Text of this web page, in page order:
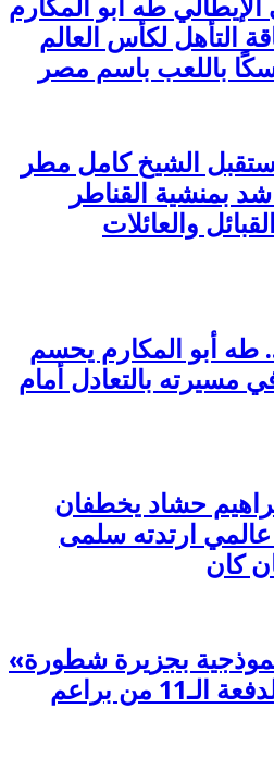
طه أبو المكارم
التأهل لكأس العالم
باللعب باسم مصر
الشيخ كامل مطر
بمنشية القناطر
والعائلات
طه أبو المكارم يحسم
الـ 66 في مسيرته بالتعادل أمام
حشاد يخطفان
عالمي ارتدته سلمى
كان
بجزيرة شطورة»
تحتفل بتخريج الدفعة الـ11 من براعم